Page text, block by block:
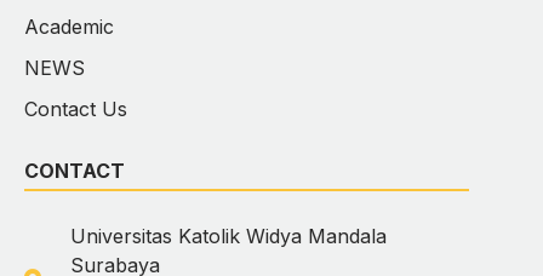
Academic
NEWS
Contact Us
CONTACT
Universitas Katolik Widya Mandala
Surabaya